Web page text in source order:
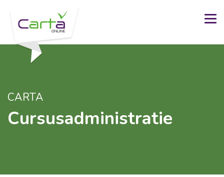
CARTA
Cursusadministratie